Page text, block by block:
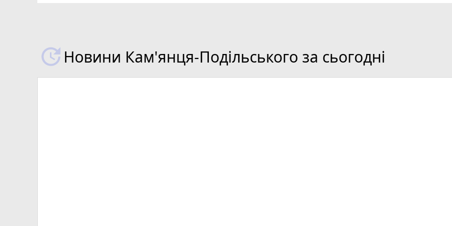
Новини Кам'янця-Подільського за сьогодні